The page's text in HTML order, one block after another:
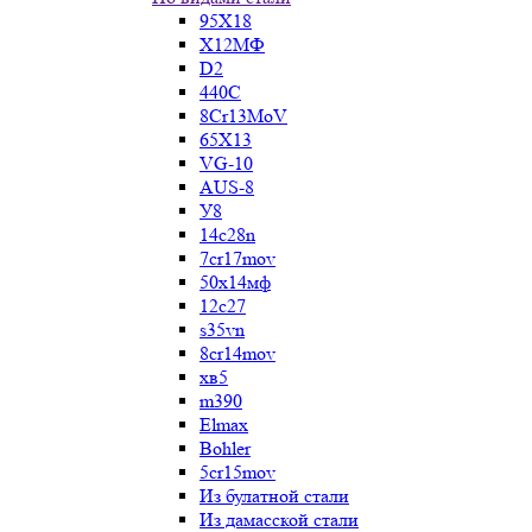
95Х18
Х12МФ
D2
440C
8Cr13MoV
65Х13
VG-10
AUS-8
У8
14c28n
7cr17mov
50х14мф
12c27
s35vn
8cr14mov
хв5
m390
Elmax
Bohler
5cr15mov
Из булатной стали
Из дамасской стали